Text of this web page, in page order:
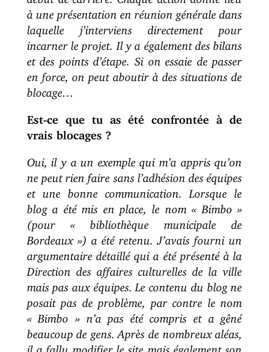
à une présentation en réunion générale dans
laquelle j’interviens directement pour
incarner le projet. Il y a également des bilans
et des points d’étape. Si on essaie de passer
en force, on peut aboutir à des situations de
blocage…
Est-ce que tu as été confrontée à de
vrais blocages ?
Oui, il y a un exemple qui m’a appris qu’on
ne peut rien faire sans l’adhésion des équipes
et une bonne communication. Lorsque le
blog a été mis en place, le nom « Bimbo »
(pour « bibliothèque municipale de
Bordeaux ») a été retenu. J’avais fourni un
argumentaire détaillé qui a été présenté à la
Direction des affaires culturelles de la ville
mais pas aux équipes. Le contenu du blog ne
posait pas de problème, par contre le nom
« Bimbo » n’a pas été compris et a gêné
beaucoup de gens. Après de nombreux aléas,
il a fallu modifier le site mais également son